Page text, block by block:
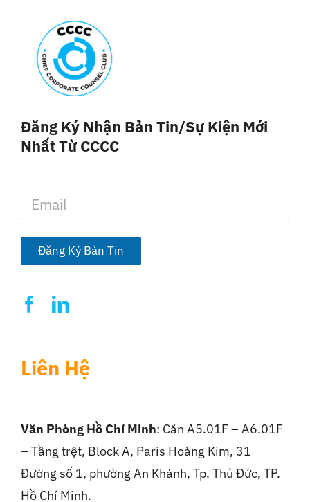
Đăng Ký Nhận Bản Tin/sự Kiện Mới
Nhất Từ CCCC
a
i
*
Đăng Ký Bản Tin
Liên Hệ
Văn Phòng Hồ Chí Minh: Căn A5.01F – A6.01F
– Tầng trệt, Block A, Paris Hoàng Kim, 31
Đường số 1, phường An Khánh, Tp. Thủ Đức, TP.
Hồ Chí Minh.